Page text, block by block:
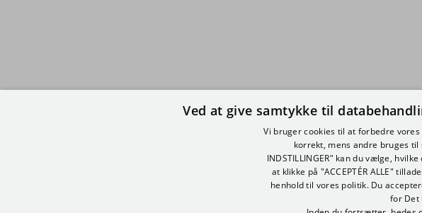
Ved at give samtykke til
Vi bruger cookies til at forbedre
korrekt, mens andre bruges til
INDSTILLINGER" kan du vælge,
at klikke på "ACCEPTÉR ALLE"
henhold til vores politik. Du
for Det